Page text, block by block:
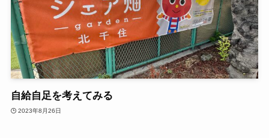
自給自足を考えてみる
2023年8月26日